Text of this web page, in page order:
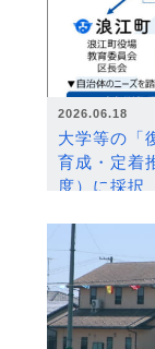
2026.06.18
大学等の「
育成・定着
度）に採択